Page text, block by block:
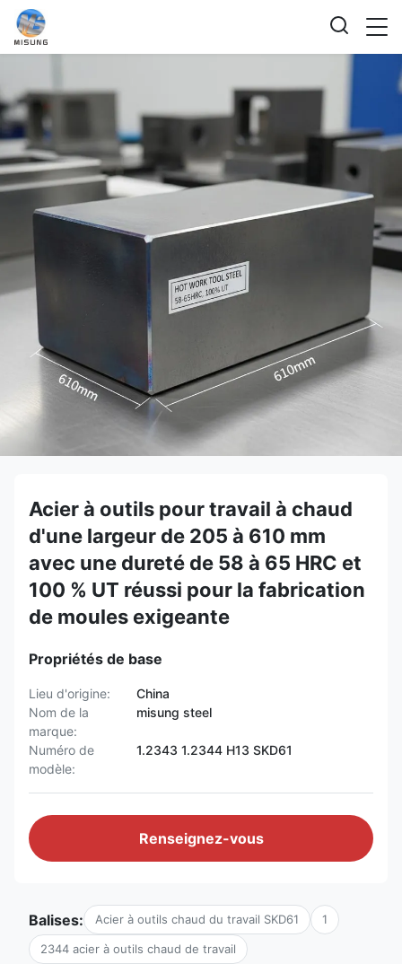
Acier à outils pour travail à chaud
d'une largeur de 205 à 610 mm
avec une dureté de 58 à 65 HRC et
100 % UT réussi pour la fabrication
de moules exigeante
Propriétés de base
Lieu d'origine:
China
Nom de la
marque:
misung steel
Numéro de
modèle:
1.2343 1.2344 H13 SKD61
Renseignez-vous
Balises: Acier à outils chaud du travail SKD61 1
2344 acier à outils chaud de travail